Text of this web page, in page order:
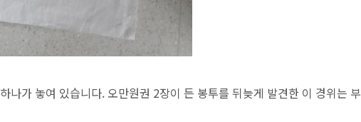
하나가 놓여 있습니다. 오만원권 2장이 든 봉투를 뒤늦게 발견한 이 경위는 부